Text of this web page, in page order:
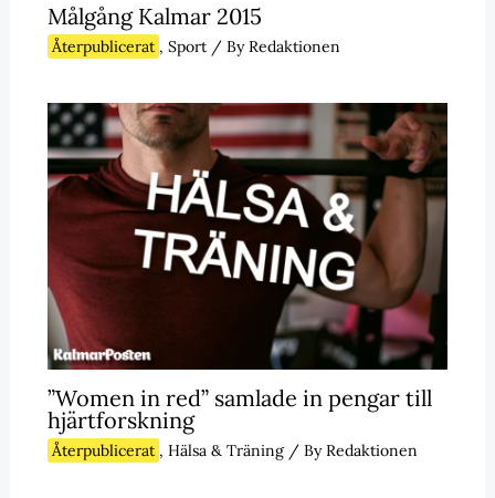
Målgång Kalmar 2015
Återpublicerat , Sport/ ByRedaktionen
”Women in red” samlade in pengar till
hjärtforskning
Återpublicerat , Hälsa & Träning/ ByRedaktionen